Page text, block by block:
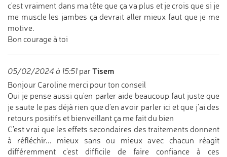
c'est vraiment dans ma tête que ça va plus et je crois que si je
me muscle les jambes ça devrait aller mieux faut que je me
motive.
Bon courage à toi
05/02/2024 à 15:51 par Tisem
Bonjour Caroline merci pour ton conseil
Oui je pense aussi qu'en parler aide beaucoup faut juste que
je saute le pas déjà rien que d'en avoir parler ici et que j'ai des
retours positifs et bienveillant ça me fait du bien
C'est vrai que les effets secondaires des traitements donnent
à réfléchir... mieux sans ou mieux avec chacun réagit
différemment c'est difficile de faire confiance à ces